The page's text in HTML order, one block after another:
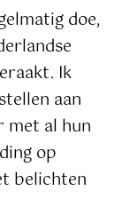
doe,
Ik
aan
met al hun
op
belichten